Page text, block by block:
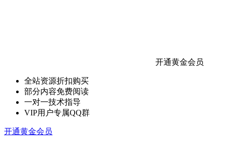
开通黄金会员
全站资源折扣购买
部分内容免费阅读
一对一技术指导
VIP用户专属QQ群
开通黄金会员